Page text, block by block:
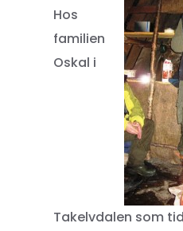
Hos
familien
Oskal i
Takelvdalen som